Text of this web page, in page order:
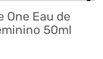
One Eau de
50ml